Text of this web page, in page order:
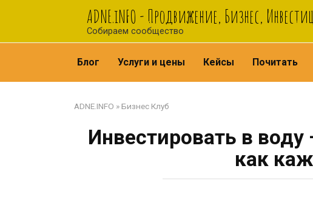
ADNE.iNFO - Продвижение, Бизнес,
Собираем сообщество
Блог Услуги и цены Кейсы Почитать
ADNE.INFO »Бизнес Клуб
Инвестировать в
как